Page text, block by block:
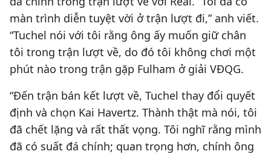
màn trình diễn tuyệt vời ở trận lượt đi,” anh viết.
“Tuchel nói với tôi rằng ông ấy muốn giữ chân
tôi trong trận lượt về, do đó tôi không chơi một
phút nào trong trận gặp Fulham ở giải VĐQG.
“Đến trận bán kết lượt về, Tuchel thay đổi quyết
định và chọn Kai Havertz. Thành thật mà nói, tôi
đã chết lặng và rất thất vọng. Tôi nghĩ rằng mình
đã có suất đá chính; quan trọng hơn, chính ông